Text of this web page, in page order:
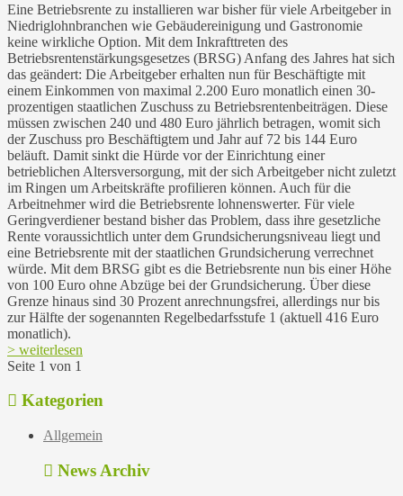
Eine Betriebsrente zu installieren war bisher für viele Arbeitgeber in
Niedriglohnbranchen wie Gebäudereinigung und Gastronomie
keine wirkliche Option. Mit dem Inkrafttreten des
Betriebsrentenstärkungsgesetzes (BRSG) Anfang des Jahres hat sich
das geändert: Die Arbeitgeber erhalten nun für Beschäftigte mit
einem Einkommen von maximal 2.200 Euro monatlich einen 30-
prozentigen staatlichen Zuschuss zu Betriebsrentenbeiträgen. Diese
müssen zwischen 240 und 480 Euro jährlich betragen, womit sich
der Zuschuss pro Beschäftigtem und Jahr auf 72 bis 144 Euro
beläuft. Damit sinkt die Hürde vor der Einrichtung einer
betrieblichen Altersversorgung, mit der sich Arbeitgeber nicht zuletzt
im Ringen um Arbeitskräfte profilieren können. Auch für die
Arbeitnehmer wird die Betriebsrente lohnenswerter. Für viele
Geringverdiener bestand bisher das Problem, dass ihre gesetzliche
Rente voraussichtlich unter dem Grundsicherungsniveau liegt und
eine Betriebsrente mit der staatlichen Grundsicherung verrechnet
würde. Mit dem BRSG gibt es die Betriebsrente nun bis einer Höhe
von 100 Euro ohne Abzüge bei der Grundsicherung. Über diese
Grenze hinaus sind 30 Prozent anrechnungsfrei, allerdings nur bis
zur Hälfte der sogenannten Regelbedarfsstufe 1 (aktuell 416 Euro
monatlich).
> weiterlesen
Seite 1 von 1
Kategorien
Allgemein
News Archiv